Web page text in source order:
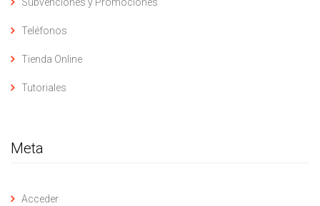
Subvenciones y Promociones
Teléfonos
Tienda Online
Tutoriales
Meta
Acceder